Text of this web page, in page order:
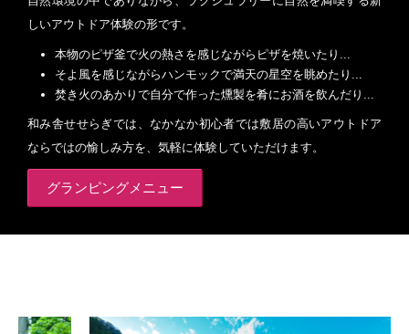
しいアウトドア体験の形です。
本物のピザ釜で火の熱さを感じながらピザを焼いたり...
そよ風を感じながらハンモックで満天の星空を眺めたり...
焚き火のあかりで自分で作った燻製を肴にお酒を飲んだり...
和み舎せせらぎでは、なかなか初心者では敷居の高いアウトドア
ならではの愉しみ方を、気軽に体験していただけます。
グランピングメニュー